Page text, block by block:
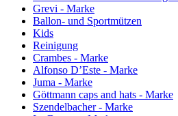
Grevi - Marke
Ballon- und Sportmützen
Kids
Reinigung
Crambes - Marke
Alfonso D’Este - Marke
Juma - Marke
Göttmann caps and hats - Marke
Szendelbacher - Marke